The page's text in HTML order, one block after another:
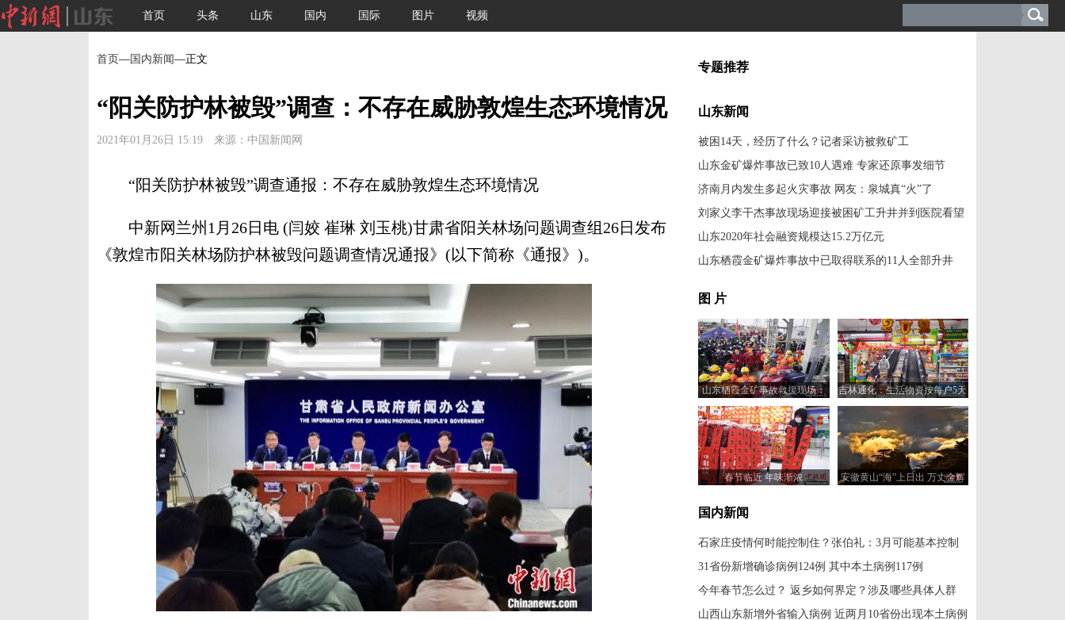
首页 头条 山东 国内 国际 图片 视频
首页— 国内新闻—正文
“阳关防护林被毁”调查：不存在威胁敦煌生态环境情况
2021年01月26日 15:19 来源：中国新闻网
“阳关防护林被毁”调查通报：不存在威胁敦煌生态环境情况
中新网兰州1月26日电 (闫姣 崔琳 刘玉桃)甘肃省阳关林场问题调查组26日发布
《敦煌市阳关林场防护林被毁问题调查情况通报》(以下简称《通报》)。
专题推荐
山东新闻
被困14天，经历了什么？记者采访被救矿工
山东金矿爆炸事故已致10人遇难 专家还原事发细节
济南月内发生多起火灾事故 网友：泉城真“火”了
刘家义李干杰事故现场迎接被困矿工升井并到医院看望
山东2020年社会融资规模达15.2万亿元
山东栖霞金矿爆炸事故中已取得联系的11人全部升井
图 片
山东栖霞金矿事故救援现场：
11名矿工成功升井
吉林通化：生活物资按每户5天
需求量半价配送“蔬菜包”
春节临近 年味渐浓
安徽黄山“海”上日出 万丈金辉
国内新闻
石家庄疫情何时能控制住？张伯礼：3月可能基本控制
31省份新增确诊病例124例 其中本土病例117例
今年春节怎么过？ 返乡如何界定？涉及哪些具体人群
山西山东新增外省输入病例 近两月10省份出现本土病例